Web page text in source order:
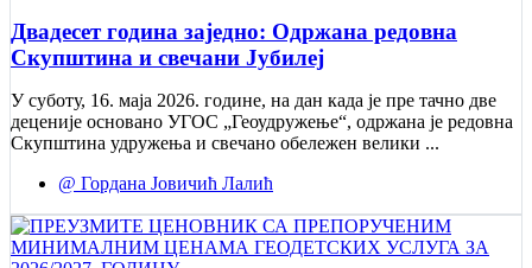
Двадесет година заједно: Одржана редовна
Скупштина и свечани Jубилеј
У суботу, 16. маја 2026. године, на дан када је пре тачно две
деценије основано УГОС „Геоудружење“, одржана је редовна
Скупштина удружења и свечано обележен велики ...
@ Гордана Јовичић Лалић